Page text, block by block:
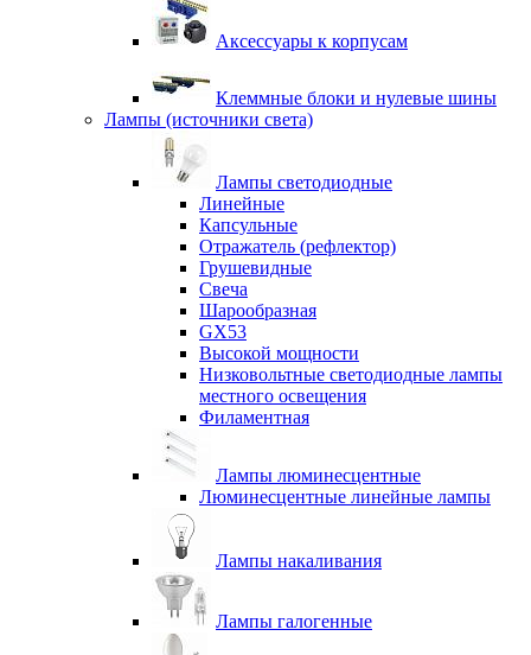
Аксессуары к корпусам
Клеммные блоки и нулевые шины
Лампы (источники света)
Лампы светодиодные
Линейные
Капсульные
Отражатель (рефлектор)
Грушевидные
Свеча
Шарообразная
GX53
Высокой мощности
Низковольтные светодиодные лампы
местного освещения
Филаментная
Лампы люминесцентные
Люминесцентные линейные лампы
Лампы накаливания
Лампы галогенные